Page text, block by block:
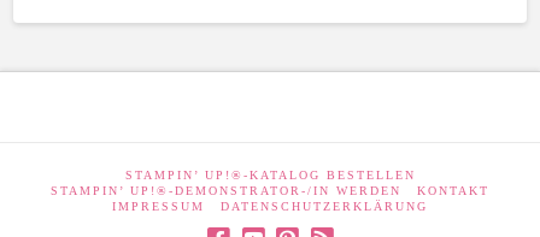
STAMPIN’ UP!®-KATALOG BESTELLEN
STAMPIN’ UP!®-DEMONSTRATOR-/IN WERDEN
KONTAKT
IMPRESSUM
DATENSCHUTZERKLÄRUNG